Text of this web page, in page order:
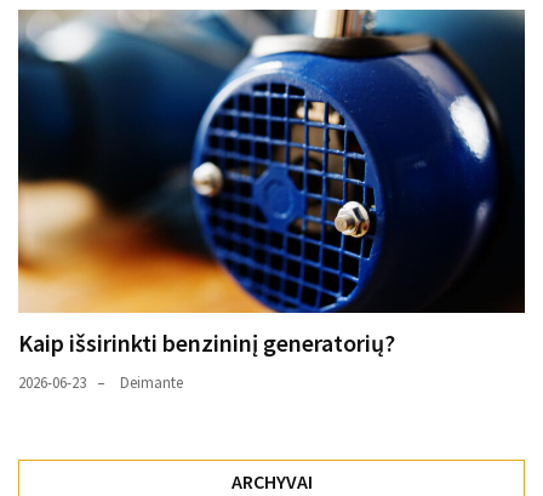
Kaip išsirinkti benzininį generatorių?
2026-06-23 Deimante
ARCHYVAI